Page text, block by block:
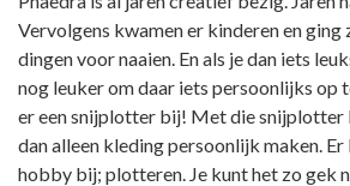
Vervolgens kwamen er kinderen en ging
dingen voor naaien. En als je dan iets
nog leuker om daar iets persoonlijks op
er een snijplotter bij! Met die snijplotter
dan alleen kleding persoonlijk maken. Er
hobby bij; plotteren. Je kunt het zo gek